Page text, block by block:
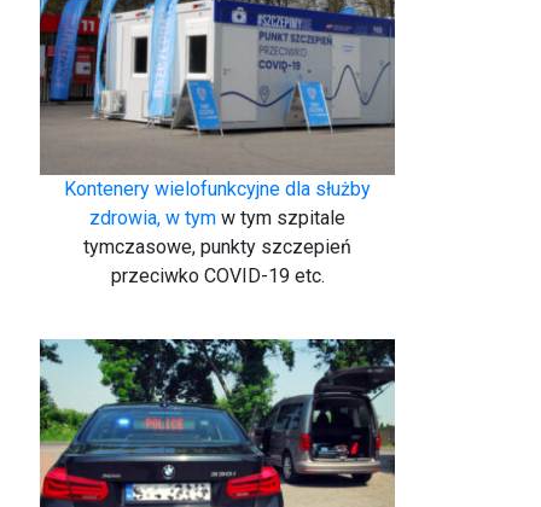
Kontenery wielofunkcyjne dla służby
zdrowia, w tym w tym szpitale
tymczasowe, punkty szczepień
przeciwko COVID-19 etc.